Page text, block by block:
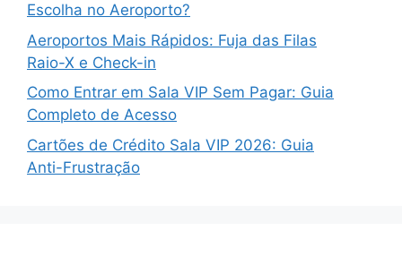
Escolha no Aeroporto?
Aeroportos Mais Rápidos: Fuja das Filas
Raio-X e Check-in
Como Entrar em Sala VIP Sem Pagar: Guia
Completo de Acesso
Cartões de Crédito Sala VIP 2026: Guia
Anti-Frustração